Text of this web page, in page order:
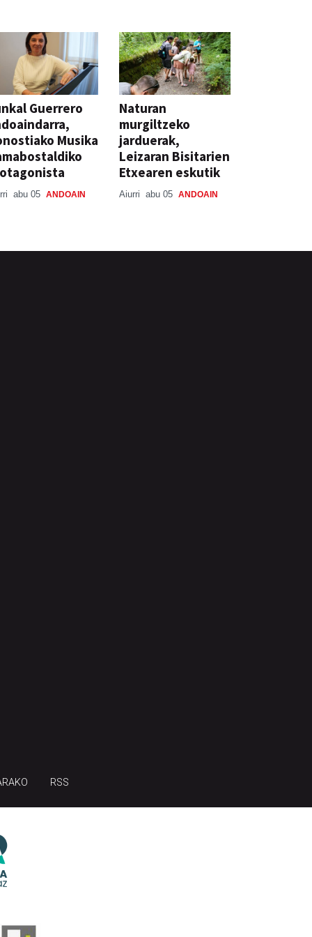
Guerrero
Musika
abu 05 ANDOAIN
Naturan
murgiltzeko
jarduerak,
Leizaran Bisitarien
Etxearen eskutik
Aiurri abu 05 ANDOAIN
RSS